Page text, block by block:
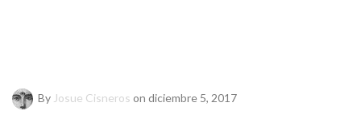
By Josue Cisneros on diciembre 5, 2017